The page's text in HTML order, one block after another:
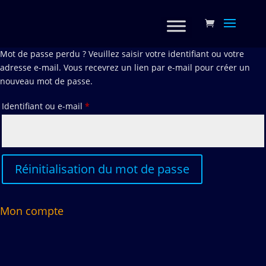
Mot de passe perdu ? Veuillez saisir votre identifiant ou votre
adresse e-mail. Vous recevrez un lien par e-mail pour créer un
nouveau mot de passe.
Identifiant ou e-mail *
Réinitialisation du mot de passe
Mon compte